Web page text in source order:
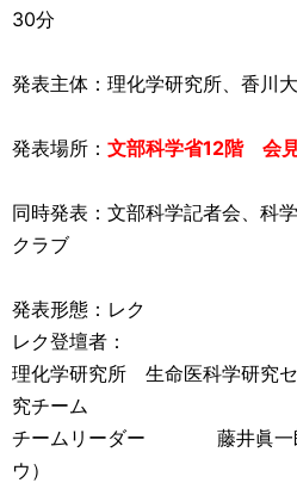
30分
発表主体：理化学研究所、香川
発表場所： 文部科学省12階 会
同時発表：文部科学記者会、科
クラブ
発表形態：レク
レク登壇者：
理化学研究所 生命医科学研究
究チーム
チームリーダー 藤井眞一郎
ウ）